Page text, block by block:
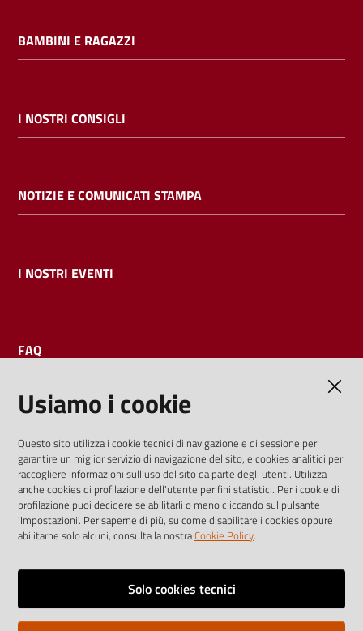
cataloghi
bibliotecario
BAMBINI E RAGAZZI
I NOSTRI CONSIGLI
NOTIZIE E COMUNICATI STAMPA
I NOSTRI EVENTI
FAQ
I dati personali pubblicati sono riutilizzabili solo alle condizioni
previste dalla direttiva comunitaria 2003/98/CE e dal d.lgs.
36/2006
Vai alla pagina
Note legali
Usiamo i cookie
Questo sito utilizza i cookie tecnici di navigazione e di sessione per
garantire un miglior servizio di navigazione del sito, e cookies analitici per
raccogliere informazioni sull'uso del sito da parte degli utenti. Utilizza
anche cookies di profilazione dell'utente per fini statistici. Per i cookie di
profilazione puoi decidere se abilitarli o meno cliccando sul pulsante
'Impostazioni'. Per saperne di più, su come disabilitare i cookies oppure
abilitarne solo alcuni, consulta la nostraCookie Policy.
Solo cookies tecnici